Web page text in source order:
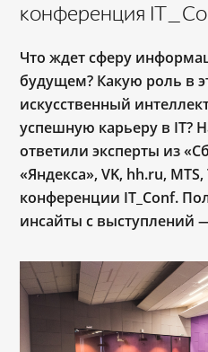
конференция
Что ждет сферу
будущем? Какую роль в
искусственный
успешную карьеру в IT?
ответили эксперты из
«Яндекса», VK, hh.ru,
конференции IT_Conf.
инсайты с выступлений